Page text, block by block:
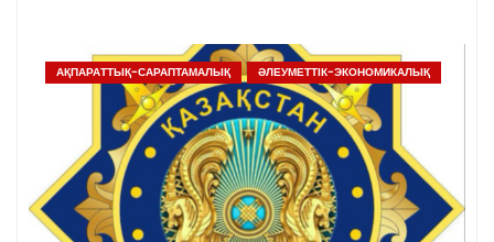
АҚПАРАТТЫҚ-САРАПТАМАЛЫҚ ӘЛЕУМЕТТІК-ЭКОНОМИКАЛЫҚ